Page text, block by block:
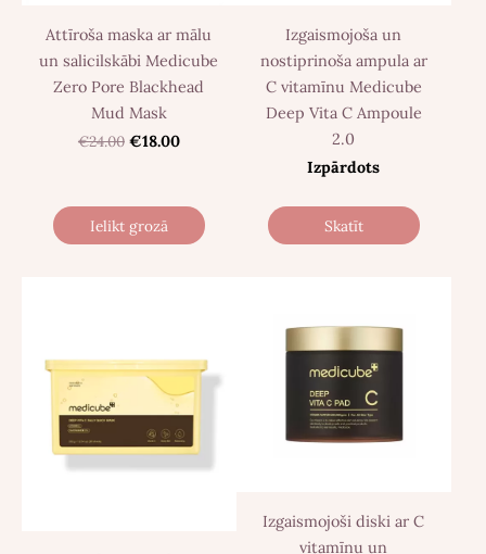
Attīroša maska ar mālu
un salicilskābi Medicube
Zero Pore Blackhead
Mud Mask
€24.00 €18.00
Ielikt grozā
Izgaismojoša un
nostiprinoša ampula ar
C vitamīnu Medicube
Deep Vita C Ampoule
2.0
Izpārdots
Skatīt
Izgaismojoši diski ar C
vitamīnu un